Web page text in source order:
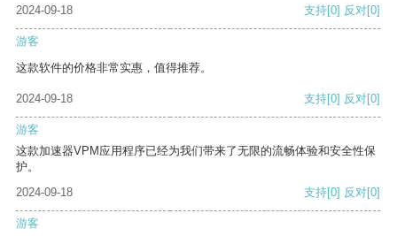
2024-09-18
支持[0] 反对[0]
游客
这款软件的价格非常实惠，值得推荐。
2024-09-18 支持[0] 反对[0]
游客
这款加速器VPM应用程序已经为我们带来了无限的流畅体验和安全性保
护。
2024-09-18
支持[0] 反对[0]
游客